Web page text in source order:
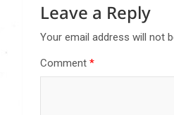
Leave a Reply
Your email address will not
Comment *